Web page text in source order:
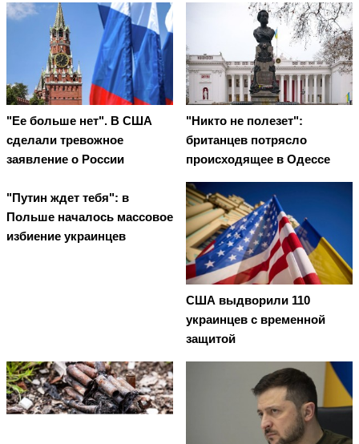
"Ее больше нет". В США
сделали тревожное
заявление о России
"Никто не полезет":
британцев потрясло
происходящее в Одессе
"Путин ждет тебя": в
Польше началось массовое
избиение украинцев
США выдворили 110
украинцев с временной
защитой